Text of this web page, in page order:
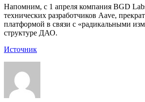
Напомним, с 1 апреля компания BGD
технических разработчиков Aave,
платформой в связи с «радикальными
структуре ДАО.
Источник